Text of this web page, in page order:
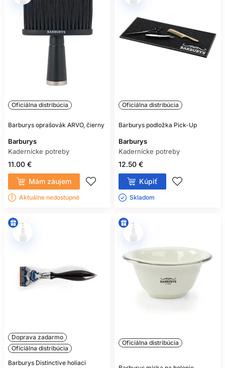
Oficiálna distribúcia
Barburys oprašovák ARVO, čierny
Barburys
Kadernícke potreby
11.00 €
Mám záujem
Aktuálne nedostupné
Oficiálna distribúcia
Barburys podložka Pick-Up
Barburys
Kadernícke potreby
12.50 €
Kúpiť
Skladom ㅤ
Doprava zadarmo
Oficiálna distribúcia
Barburys Distinctive holiaci
Oficiálna distribúcia